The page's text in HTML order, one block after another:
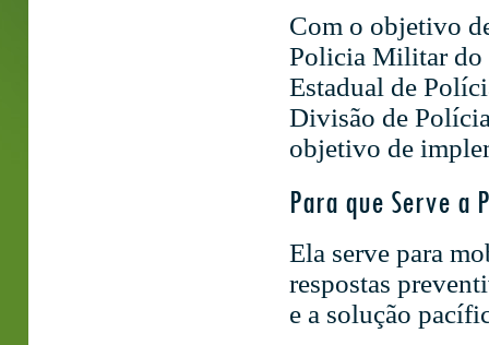
Com o objetivo
Policia Militar do
Estadual de
Divisão de
objetivo de
Para que Serve a
Ela serve para
respostas
e a solução